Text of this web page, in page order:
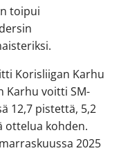
toipui
Korisliigan Karhu
Karhu voitti SM-
12,7 pistettä, 5,2
ottelua kohden.
2025